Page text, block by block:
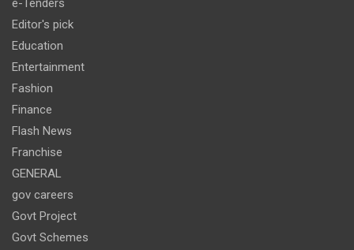
e-Tenders
Editor's pick
Education
Entertainment
Fashion
Finance
Flash News
Franchise
GENERAL
gov careers
Govt Project
Govt Schemes